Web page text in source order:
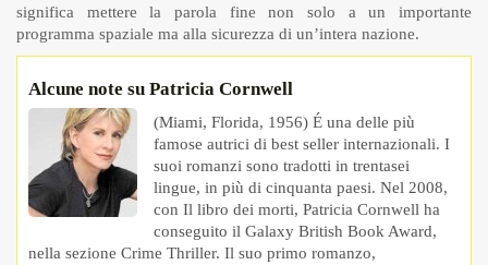
significa mettere la parola fine non solo a un importante
programma spaziale ma alla sicurezza di un’intera nazione.
Alcune note su Patricia Cornwell
(Miami, Florida, 1956) É una delle più
famose autrici di best seller internazionali. I
suoi romanzi sono tradotti in trentasei
lingue, in più di cinquanta paesi. Nel 2008,
con Il libro dei morti, Patricia Cornwell ha
conseguito il Galaxy British Book Award,
nella sezione Crime Thriller. Il suo primo romanzo,